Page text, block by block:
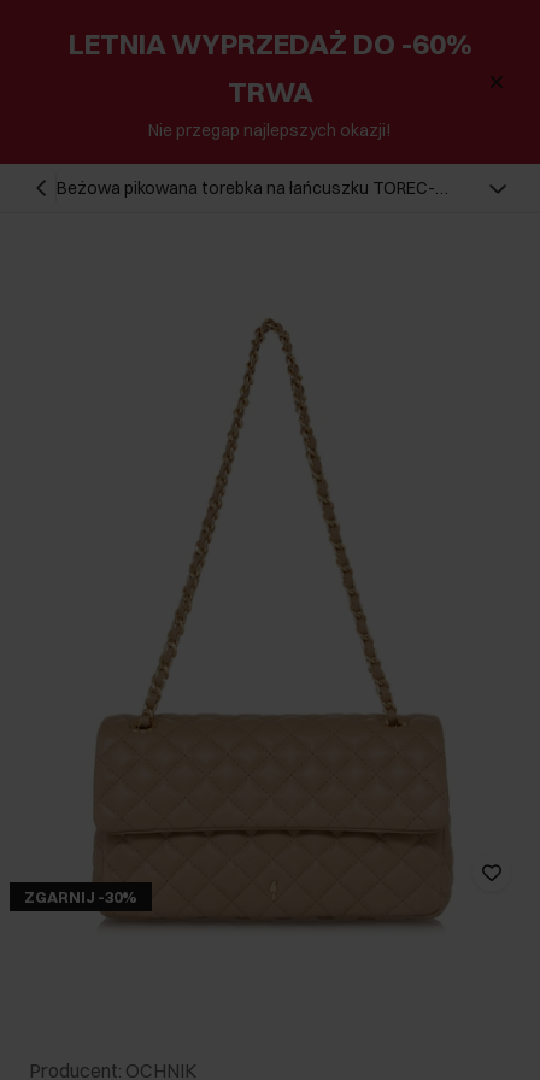
LETNIA WYPRZEDAŻ DO -60%
TRWA
Nie przegap najlepszych okazji!
Beżowa pikowana torebka na łańcuszku TOREC-
ZGARNIJ -30%
Producent: OCHNIK